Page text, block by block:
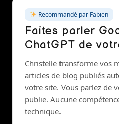
Recommandé par Fabien
Faites parler
ChatGPT de
Christelle transforme vos
articles de blog publiés
votre site. Vous parlez de
publie. Aucune
technique.